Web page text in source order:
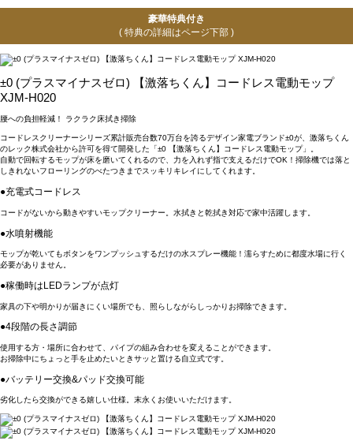
豪華特典付き
( 特典の詳細はページ下部 )
±0 (プラスマイナスゼロ) 【激落ちくん】コードレス電動モップ
XJM-H020
腰への負担軽減！ ラクラク床拭き掃除
コードレスクリーナーシリーズ累計販売台数70万台を誇るデザイン家電ブランド±0が、激落ちくん
のレック株式会社から許可を得て開発した「±0 【激落ちくん】コードレス電動モップ」。
自動で回転するモップが床を磨いてくれるので、力を入れず指で支えるだけでOK！掃除機では落と
しきれないフローリングのべたつきまでスッキリキレイにしてくれます。
●充電式コードレス
コードがないから動きやすいモップクリーナー。水拭きと乾拭き対応で家中活躍します。
●水噴射機能
モップが乾いてもボタンをワンプッシュするだけの水スプレー機能！濡らすために都度水場に行く
必要がありません。
●稼働時はLEDランプが点灯
家具の下や明かりが届きにくい場所でも、照らしながらしっかりお掃除できます。
●4段階の長さ調節
使用する方・場所に合わせて、パイプの組み合わせを変えることができます。
お掃除中にちょっと手を止めたいときサッと置ける自立式です。
●バッテリー交換&パッド交換可能
劣化したら交換ができる嬉しい仕様。末永くお使いいただけます。